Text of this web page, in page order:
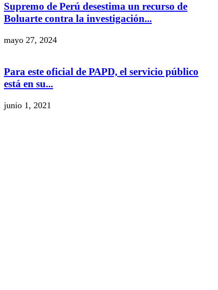
Supremo de Perú desestima un recurso de
Boluarte contra la investigación...
mayo 27, 2024
Para este oficial de PAPD, el servicio público
está en su...
junio 1, 2021